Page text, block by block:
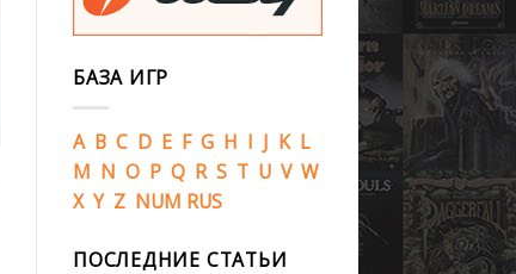
БАЗА ИГР
A B C D E F G H I J K L
M N O P Q R S T U V W
X Y Z NUM RUS
ПОСЛЕДНИЕ СТАТЬИ